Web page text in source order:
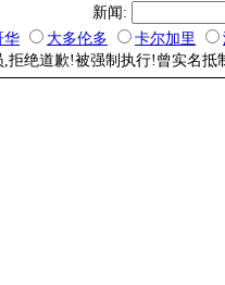
新闻:
华 大多伦多 卡尔加里
,拒绝道歉!被强制执行!曾实名抵